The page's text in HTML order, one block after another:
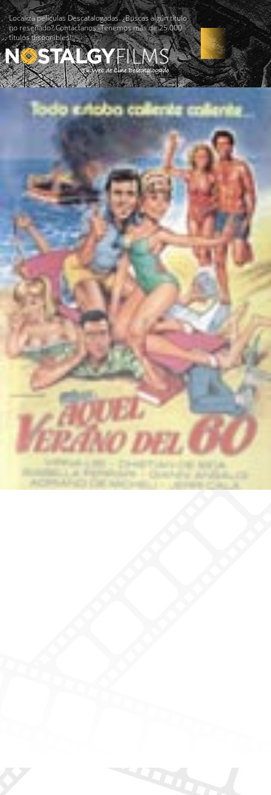
Localiza películas Descatalogadas. ¿Buscas algún título
no reseñado? Contáctanos -Tenemos más de 25.000
títulos disponibles!